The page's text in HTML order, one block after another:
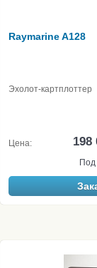
Raymarine A128
Эхолот-картплоттер
Цена: 198
Под